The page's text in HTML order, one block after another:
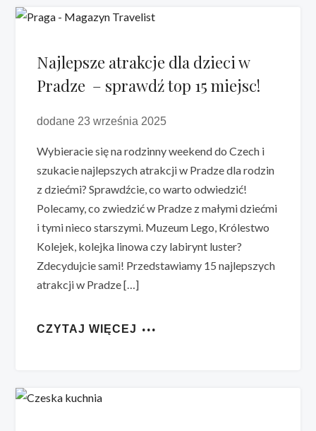
Najlepsze atrakcje dla dzieci w
Pradze – sprawdź top 15 miejsc!
dodane 23 września 2025
Wybieracie się na rodzinny weekend do Czech i
szukacie najlepszych atrakcji w Pradze dla rodzin
z dziećmi? Sprawdźcie, co warto odwiedzić!
Polecamy, co zwiedzić w Pradze z małymi dziećmi
i tymi nieco starszymi. Muzeum Lego, Królestwo
Kolejek, kolejka linowa czy labirynt luster?
Zdecydujcie sami! Przedstawiamy 15 najlepszych
atrakcji w Pradze […]
CZYTAJ WIĘCEJ